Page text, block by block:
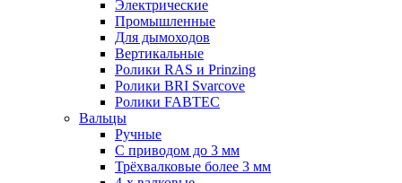
Электрические
Промышленные
Для дымоходов
Вертикальные
Ролики RAS и Prinzing
Ролики BRI Svarcove
Ролики FABTEC
Вальцы
Ручные
С приводом до 3 мм
Трёхвалковые более 3 мм